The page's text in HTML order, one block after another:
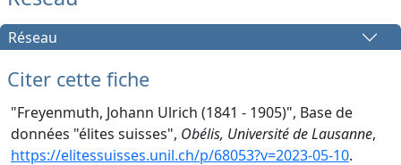
Réseau
Citer cette fiche
"Freyenmuth, Johann Ulrich (1841 - 1905)", Base de
données "élites suisses", Obélis, Université de Lausanne,
https://elitessuisses.unil.ch/p/68053?v=2023-05-10.